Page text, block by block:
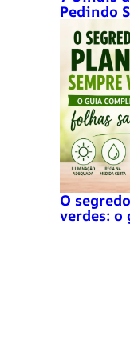
Pedindo
O
verdes: o